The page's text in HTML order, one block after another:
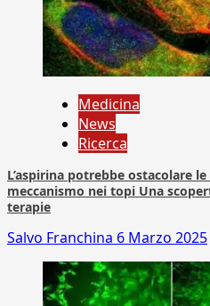
Medicina
News
Ricerca
L’aspirina potrebbe ostacolare
meccanismo nei topi Una
terapie
Salvo Franchina 6 Marzo 2025